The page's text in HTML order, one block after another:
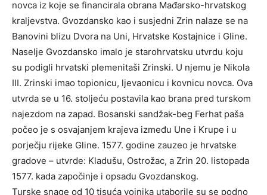
novca iz koje se financirala obrana Mađarsko-hrvatskog
kraljevstva. Gvozdansko kao i susjedni Zrin nalaze se na
Banovini blizu Dvora na Uni, Hrvatske Kostajnice i Gline.
Naselje Gvozdansko imalo je starohrvatsku utvrdu koju
su podigli hrvatski plemenitaši Zrinski. U njemu je Nikola
III. Zrinski imao topionicu, ljevaonicu i kovnicu novca. Ova
utvrda se u 16. stoljeću postavila kao brana pred turskom
najezdom na zapad. Bosanski sandžak-beg Ferhat paša
počeo je s osvajanjem krajeva između Une i Krupe i u
porječju rijeke Gline. 1577. godine zauzeo je hrvatske
gradove – utvrde: Kladušu, Ostrožac, a Zrin 20. listopada
1577. kada započinje i opsadu Gvozdanskog.
Turske snage od 10 tisuća vojnika utaborile su se podno